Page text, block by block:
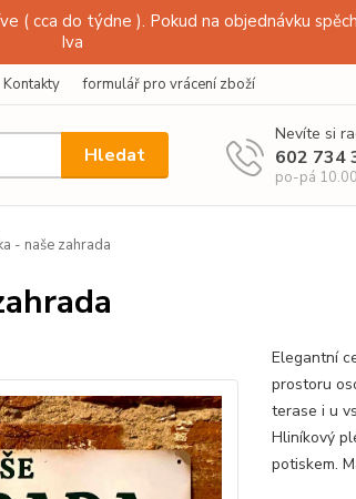
( cca do týdne ). Pokud na objednávku
Iva
Kontakty formulář pro vrácení zboží
Hledat
Nevíte si
602 734
po-pá
- naše zahrada
Elegantní
prostoru
terase i u
Hliníkový
potiskem.